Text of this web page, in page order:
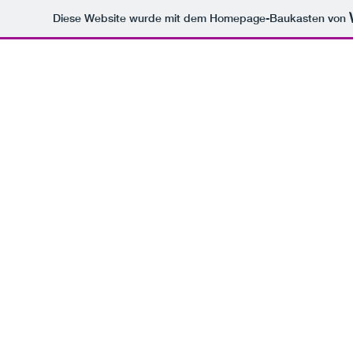
Diese Website wurde mit dem Homepage-Baukasten von